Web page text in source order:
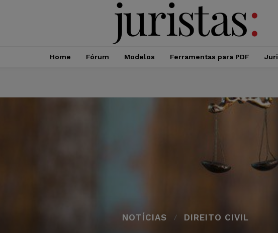
Home Fórum Modelos Ferramentas para PDF
NOTÍCIAS DIREITO CIVIL